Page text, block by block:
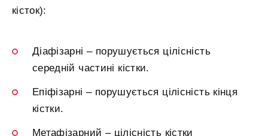
кісток):
Діафізарні – порушується цілісність
середній частині кістки.
Епіфізарні – порушується цілісність кінця
кістки.
Метафізарний – цілісність кістки